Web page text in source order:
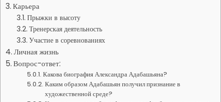
Карьера
Прыжки в высоту
Тренерская деятельность
Участие в соревнованиях
Личная жизнь
Вопрос-ответ:
Какова биография Александра Адабашьяна?
Каким образом Адабашьян получил признание в
художественной среде?